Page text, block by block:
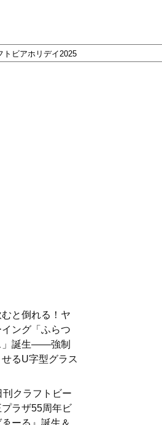
と倒れる！ヤ
ング「ふらつ
」誕生——強制
るU字型グラス
刊クラフトビー
ラザ55周年ビ